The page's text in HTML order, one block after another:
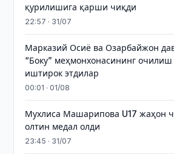
қурилишига қарши чиқди
22:57 · 31/07
Марказий Осиё ва Озарбайжон
“Боку” меҳмонхонасининг
иштирок этдилар
00:01 · 01/08
Мухлиса Машарипова U17 жаҳон
олтин медал олди
23:45 · 31/07